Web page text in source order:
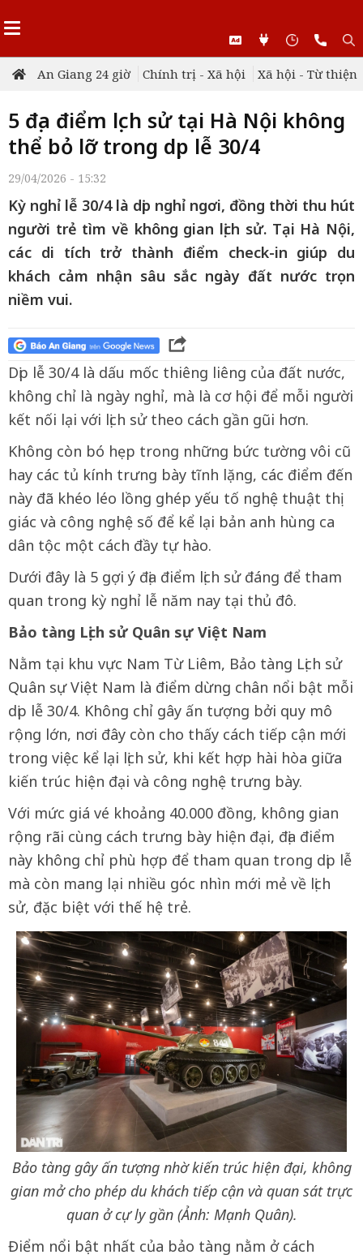
An Giang 24 giờ Chính trị - Xã hội Xã hội - Từ thiện
5 địa điểm lịch sử tại Hà Nội không
thể bỏ lỡ trong dịp lễ 30/4
29/04/2026 - 15:32
Kỳ nghỉ lễ 30/4 là dịp nghỉ ngơi, đồng thời thu hút
người trẻ tìm về không gian lịch sử. Tại Hà Nội,
các di tích trở thành điểm check-in giúp du
khách cảm nhận sâu sắc ngày đất nước trọn
niềm vui.
Dịp lễ 30/4 là dấu mốc thiêng liêng của đất nước,
không chỉ là ngày nghỉ, mà là cơ hội để mỗi người
kết nối lại với lịch sử theo cách gần gũi hơn.
Không còn bó hẹp trong những bức tường vôi cũ
hay các tủ kính trưng bày tĩnh lặng, các điểm đến
này đã khéo léo lồng ghép yếu tố nghệ thuật thị
giác và công nghệ số để kể lại bản anh hùng ca
dân tộc một cách đầy tự hào.
​Dưới đây là 5 gợi ý địa điểm lịch sử đáng để tham
quan trong kỳ nghỉ lễ năm nay tại thủ đô.
Bảo tàng Lịch sử Quân sự Việt Nam
Nằm tại khu vực Nam Từ Liêm, Bảo tàng Lịch sử
Quân sự Việt Nam là điểm dừng chân nổi bật mỗi
dịp lễ 30/4. Không chỉ gây ấn tượng bởi quy mô
rộng lớn, nơi đây còn cho thấy cách tiếp cận mới
trong việc kể lại lịch sử, khi kết hợp hài hòa giữa
kiến trúc hiện đại và công nghệ trưng bày.
Với mức giá vé khoảng 40.000 đồng, không gian
rộng rãi cùng cách trưng bày hiện đại, địa điểm
này không chỉ phù hợp để tham quan trong dịp lễ
mà còn mang lại nhiều góc nhìn mới mẻ về lịch
sử, đặc biệt với thế hệ trẻ.
Bảo tàng gây ấn tượng nhờ kiến trúc hiện đại, không
gian mở cho phép du khách tiếp cận và quan sát trực
quan ở cự ly gần (Ảnh: Mạnh Quân).
Điểm nổi bật nhất của bảo tàng nằm ở cách